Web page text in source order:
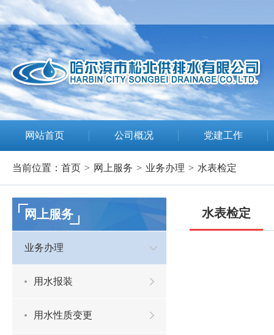
网站首页 公司概况 党建工作
当前位置： 首页 > 网上服务 > 业务办理 > 水表检定
水表检定
网上服务
业务办理
用水报装
用水性质变更